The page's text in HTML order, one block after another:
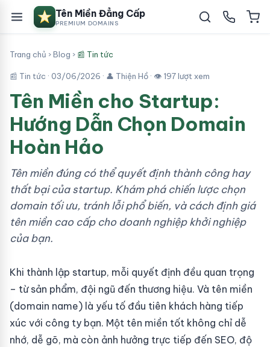
Tên Miền Đẳng Cấp
PREMIUM DOMAINS
Trang chủ ›Blog › 📰 Tin tức
📰 Tin tức · 03/06/2026 · 👤 Thiện Hồ · 👁 197 lượt xem
Tên Miền cho Startup:
Hướng Dẫn Chọn Domain
Hoàn Hảo
Tên miền đúng có thể quyết định thành công hay
thất bại của startup. Khám phá chiến lược chọn
domain tối ưu, tránh lỗi phổ biến, và cách định giá
tên miền cao cấp cho doanh nghiệp khởi nghiệp
của bạn.
Khi thành lập startup, mỗi quyết định đều quan trọng
– từ sản phẩm, đội ngũ đến thương hiệu. Và tên miền
(domain name) là yếu tố đầu tiên khách hàng tiếp
xúc với công ty bạn. Một tên miền tốt không chỉ dễ
nhớ, dễ gõ, mà còn ảnh hưởng trực tiếp đến SEO, độ